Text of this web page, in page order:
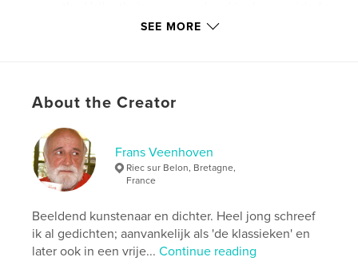
sketches and photographs.
Features & Details
Primary Category: Poetry
Project Option:
6×9 in, 15×23 cm
# of Pages:
ISBN
Softcover: 9789082660715
Publish Date:Mar 21, 2017
SEE MORE
About the Creator
Frans Veenhoven
Riec sur Belon, Bretagne,
France
Beeldend kunstenaar en dichter. Heel jong schreef
ik al gedichten; aanvankelijk als 'de klassieken' en
later ook in een vrije...Continue reading